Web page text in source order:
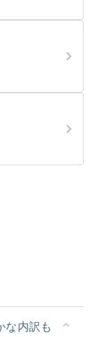
な内訳も